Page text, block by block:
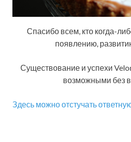
Спасибо всем, кто когда-
появлению,
Существование и успехи
возможными без
Здесь можно отстучать